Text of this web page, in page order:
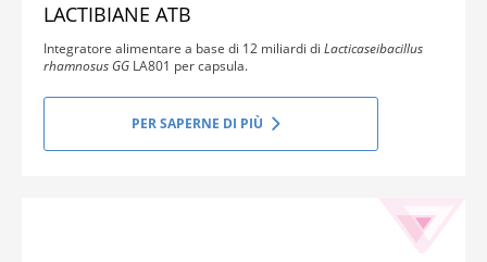
LACTIBIANE ATB
Integratore alimentare a base di 12 miliardi di Lacticaseibacillus
rhamnosus GG LA801 per capsula.
PER SAPERNE DI PIÙ